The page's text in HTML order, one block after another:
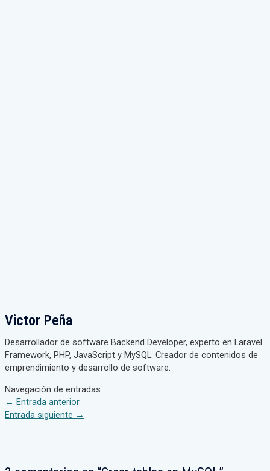
Victor Peña
Desarrollador de software Backend Developer, experto en Laravel
Framework, PHP, JavaScript y MySQL. Creador de contenidos de
emprendimiento y desarrollo de software.
Navegación de entradas
← Entrada anterior
Entrada siguiente →